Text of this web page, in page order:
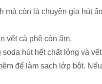
còn là chuyên gia hút
vết cà phê còn ẩm.
hút hết chất lỏng và
để làm sạch lớp bột.